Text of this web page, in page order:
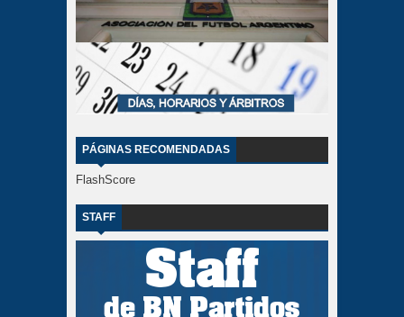
PÁGINAS RECOMENDADAS
FlashScore
STAFF